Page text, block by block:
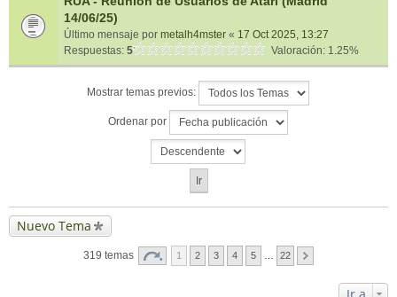
14/06/25)
Último mensaje por metalh4mster « 17 Oct 2025, 13:27
Respuestas: 5 Valoración: 1.25%
Mostrar temas previos:
Ordenar por
Nuevo Tema
319 temas 1 2 3 4 5 22